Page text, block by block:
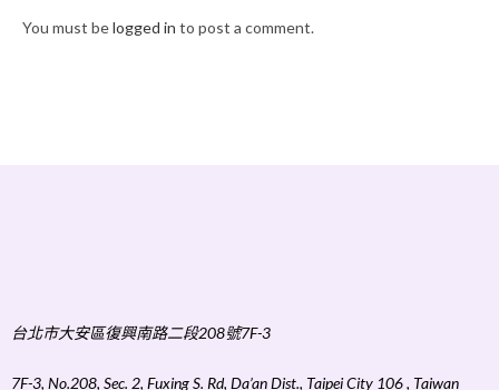
You must belogged in to post a comment.
台北市大安區復興南路二段208號7F-3
7F-3, No.208, Sec. 2, Fuxing S. Rd, Da’an Dist., Taipei City 106 , Taiwan